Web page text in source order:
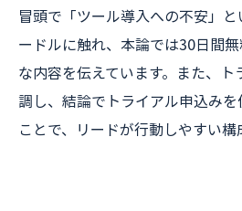
冒頭で「ツール導入への不安」
ードルに触れ、本論では30日間
な内容を伝えています。また、
調し、結論でトライアル申込み
ことで、リードが行動しやすい構